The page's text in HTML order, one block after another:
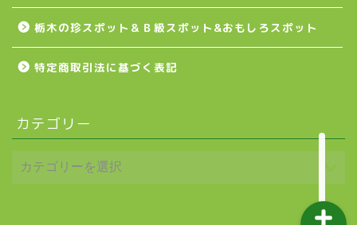
栃木の珍スポット＆Ｂ級スポット&おもしろスポット
特定商取引法に基づく表記
カテゴリー